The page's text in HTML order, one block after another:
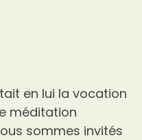
en lui la vocation
méditation
sommes invités